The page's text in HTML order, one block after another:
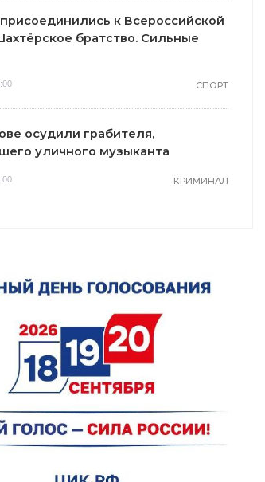
уничтожает
грибок за 5 дней!
к Всероссийской
братство. Сильные
СПОРТ
осудили грабителя,
уличного музыканта
КРИМИНАЛ